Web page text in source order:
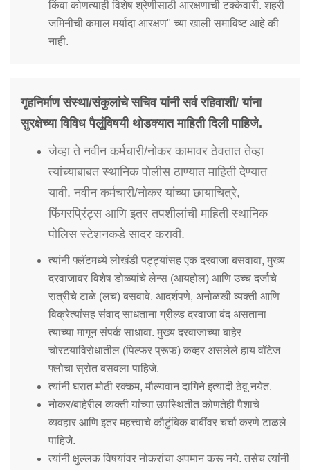
किंवा कोणत्याही विशेष श्रेणीसाठी आरक्षणाची टक्केवारी. शहरी
जमिनीची कमाल मर्यादा आरक्षण" च्या खाली समाविष्ट आहे की
नाही.
गृहनिर्माण संस्था/संकुलांचे सचिव यांनी सर्व रहिवाशी/ यांना
सुरक्षेच्या विविध पैलूंविषयी थोडक्यात माहिती दिली पाहिजे.
जेव्हा ते नवीन कर्मचारी/नोकर कामावर ठेवतात तेव्हा
त्यांच्याबाबत स्थानिक पोलीस ठाण्यात माहिती देण्यात
यावी. नवीन कर्मचारी/नोकर यांच्या छायाचित्रे,
फिंगरप्रिंट्स आणि इतर तपशीलांची माहिती स्थानिक
पोलिस स्टेशनकडे सादर करावी.
त्यांनी फ्लॅटमध्ये लोखंडी पट्ट्यांसह एक दरवाजा बसवावा, मुख्य
दरवाजावर विशेष डोळ्यांचे लेन्स (आयहोल) आणि उच्च दर्जाचे
रात्रीचे टाळे (लच) बसवावे. आदर्शपणे, अनोळखी व्यक्ती आणि
विक्रेत्यांसह संवाद साधताना ग्रील्ड दरवाजा बंद असताना
त्याच्या मागून संपर्क साधावा. मुख्य दरवाजाच्या बाहेर
चोरटयाविरोधातील (पिल्फर प्रूफ) कव्हर असलेले हाय वॉटेज
फ्लोचा स्रोत बसवला पाहिजे.
त्यांनी घरात मोठी रक्कम, मौल्यवान दागिने इत्यादी ठेवू नयेत.
नोकर/बाहेरील व्यक्ती यांच्या उपस्थितीत कोणतेही पैशाचे
व्यवहार आणि इतर महत्त्वाचे कौटुंबिक बाबींवर चर्चा करणे टाळले
पाहिजे.
त्यांनी क्षुल्लक विषयांवर नोकरांचा अपमान करू नये. तसेच त्यांनी